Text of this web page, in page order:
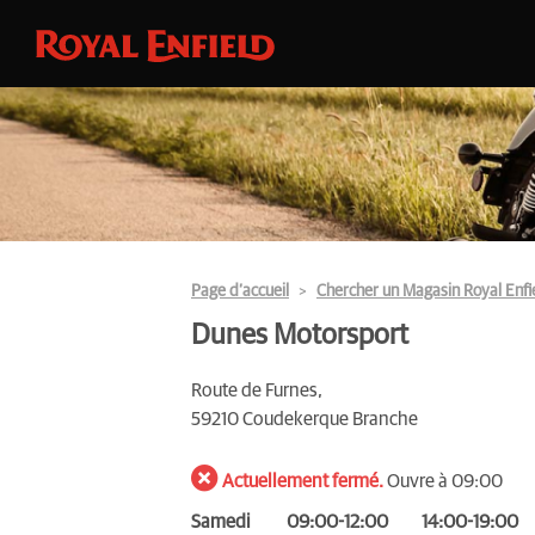
Page d’accueil Chercher un Magasin Royal
Dunes Motorsport
Route de Furnes,
59210 Coudekerque Branche
Actuellement fermé.Ouvre à 09:00
Samedi 09:00-12:00 14:00-19:00